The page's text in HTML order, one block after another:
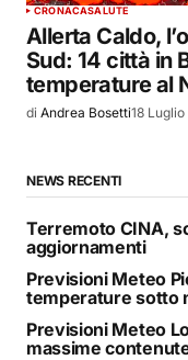
CRONACASALUTE
Allerta Caldo,
Sud: 14 città in
temperature al
di Andrea Bosetti18
NEWS RECENTI
Terremoto CINA,
aggiornamenti
Previsioni Meteo
temperature sotto
Previsioni Meteo
massime